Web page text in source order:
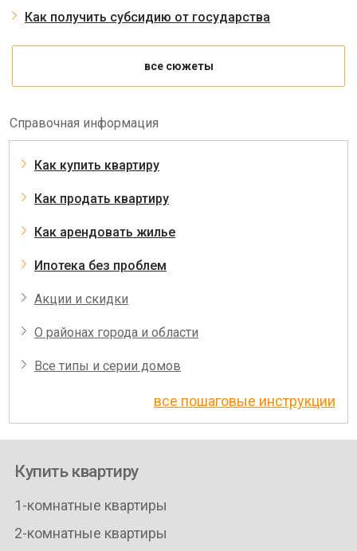
Как получить субсидию от государства
все сюжеты
Справочная информация
Как купить квартиру
Как продать квартиру
Как арендовать жилье
Ипотека без проблем
Акции и скидки
О районах города и области
Все типы и серии домов
все пошаговые инструкции
Купить квартиру
1-комнатные квартиры
2-комнатные квартиры